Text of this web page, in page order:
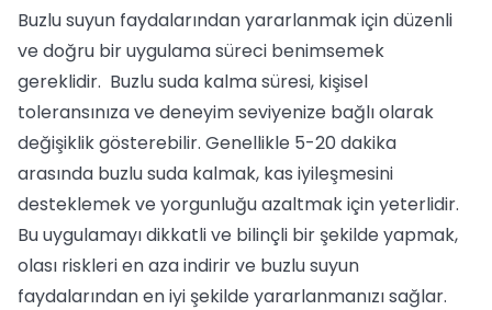
Buzlu suyun faydalarından yararlanmak için düzenli
ve doğru bir uygulama süreci benimsemek
gereklidir. Buzlu suda kalma süresi, kişisel
toleransınıza ve deneyim seviyenize bağlı olarak
değişiklik gösterebilir. Genellikle 5-20 dakika
arasında buzlu suda kalmak, kas iyileşmesini
desteklemek ve yorgunluğu azaltmak için yeterlidir.
Bu uygulamayı dikkatli ve bilinçli bir şekilde yapmak,
olası riskleri en aza indirir ve buzlu suyun
faydalarından en iyi şekilde yararlanmanızı sağlar.